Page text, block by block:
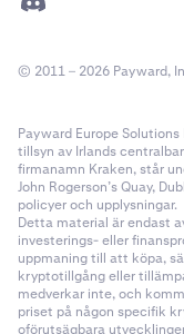
© 2011 – 2026 Payward,
Payward Europe
tillsyn av Irlands
firmanamn Kraken, står
John Rogerson’s Quay,
policyer och upplysningar.
Detta material är endast
investerings- eller
uppmaning till att köpa,
kryptotillgång eller
medverkar inte, och
priset på någon specifik
oförutsägbara